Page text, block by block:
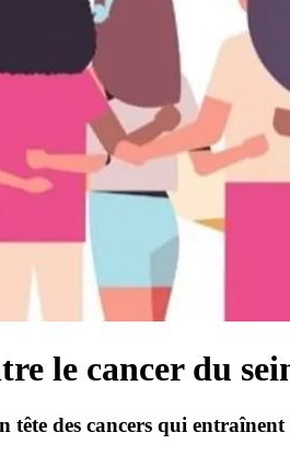
le cancer du
des cancers qui entraînent